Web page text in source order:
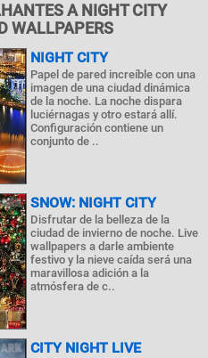
A NIGHT CITY
WALLPAPERS
NIGHT CITY
Papel de pared increíble con una
imagen de una ciudad dinámica
de la noche. La noche dispara
luciérnagas y otro estará allí.
Configuración contiene un
conjunto de ..
SNOW: NIGHT CITY
Disfrutar de la belleza de la
ciudad de invierno de noche. Live
wallpapers a darle ambiente
festivo y la nieve caída será una
maravillosa adición a la
atmósfera de c..
CITY NIGHT LIVE